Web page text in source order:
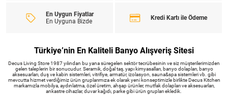
En Uygun Fiyatlar
En Uyguna Bizde
Kredi Kartı ile Ödeme
Türkiye’nin En Kaliteli Banyo Alışveriş Sitesi
Decus Living Store 1987 yılından bu yana süregelen sektör tecrübesinin ve siz müşterilerimizden
gelen taleplerin bir sonucudur. Seramik, doğal taş, yapı kimyasalları, banyo dolapları, banyo
aksesuarları, duş ve kabin sistemleri, vitrifiye, armatür, izolasyon, sauna&spa sistemleri vb. gibi
mevcutta hizmet verdiğimiz ürün gruplarımıza ek olarak yeni konseptimizle birlikte Decus Kitchen
markamızla mobilya, aydınlatma, özel üretim, ahşap ürünler, mutfak dolapları ve aksesuarları,
ankastre cihazlar, duvar kağıdı, parke gibi ürün grupları ekledik.